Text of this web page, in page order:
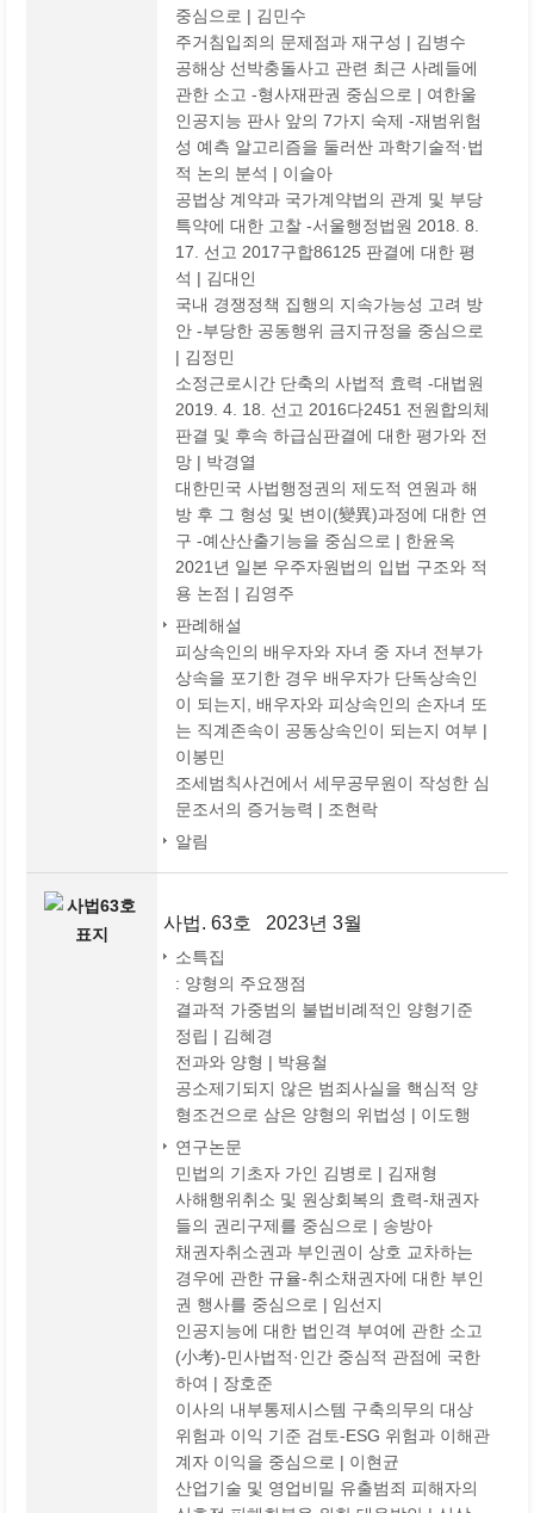
중심으로 | 김민수
주거침입죄의 문제점과 재구성 | 김병수
공해상 선박충돌사고 관련 최근 사례들에
관한 소고 -형사재판권 중심으로 | 여한울
인공지능 판사 앞의 7가지 숙제 -재범위험
성 예측 알고리즘을 둘러싼 과학기술적·법
적 논의 분석 | 이슬아
공법상 계약과 국가계약법의 관계 및 부당
특약에 대한 고찰 -서울행정법원 2018. 8.
17. 선고 2017구합86125 판결에 대한 평
석 | 김대인
국내 경쟁정책 집행의 지속가능성 고려 방
안 -부당한 공동행위 금지규정을 중심으로
| 김정민
소정근로시간 단축의 사법적 효력 -대법원
2019. 4. 18. 선고 2016다2451 전원합의체
판결 및 후속 하급심판결에 대한 평가와 전
망 | 박경열
대한민국 사법행정권의 제도적 연원과 해
방 후 그 형성 및 변이(變異)과정에 대한 연
구 -예산산출기능을 중심으로 | 한윤옥
2021년 일본 우주자원법의 입법 구조와 적
용 논점 | 김영주
판례해설
피상속인의 배우자와 자녀 중 자녀 전부가
상속을 포기한 경우 배우자가 단독상속인
이 되는지, 배우자와 피상속인의 손자녀 또
는 직계존속이 공동상속인이 되는지 여부 |
이봉민
조세범칙사건에서 세무공무원이 작성한 심
문조서의 증거능력 | 조현락
알림
사법. 63호 2023년 3월
소특집
: 양형의 주요쟁점
결과적 가중범의 불법비례적인 양형기준
정립 | 김혜경
전과와 양형 | 박용철
공소제기되지 않은 범죄사실을 핵심적 양
형조건으로 삼은 양형의 위법성 | 이도행
연구논문
민법의 기초자 가인 김병로 | 김재형
사해행위취소 및 원상회복의 효력-채권자
들의 권리구제를 중심으로 | 송방아
채권자취소권과 부인권이 상호 교차하는
경우에 관한 규율-취소채권자에 대한 부인
권 행사를 중심으로 | 임선지
인공지능에 대한 법인격 부여에 관한 소고
(小考)-민사법적·인간 중심적 관점에 국한
하여 | 장호준
이사의 내부통제시스템 구축의무의 대상
위험과 이익 기준 검토-ESG 위험과 이해관
계자 이익을 중심으로 | 이현균
산업기술 및 영업비밀 유출범죄 피해자의